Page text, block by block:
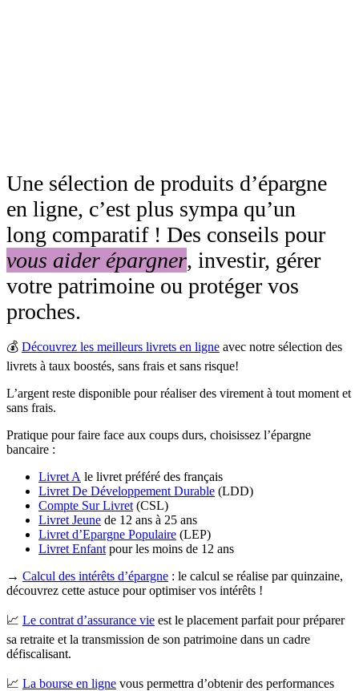
Une sélection de produits d’épargne
en ligne, c’est plus sympa qu’un
long comparatif ! Des conseils pour
vous aider épargner, investir, gérer
votre patrimoine ou protéger vos
proches.
💰 Découvrez les meilleurs livrets en ligne avec notre sélection des
livrets à taux boostés, sans frais et sans risque!
L’argent reste disponible pour réaliser des virement à tout moment et
sans frais.
Pratique pour faire face aux coups durs, choisissez l’épargne
bancaire :
Livret A le livret préféré des français
Livret De Développement Durable (LDD)
Compte Sur Livret (CSL)
Livret Jeune de 12 ans à 25 ans
Livret d’Epargne Populaire (LEP)
Livret Enfant pour les moins de 12 ans
→ Calcul des intérêts d’épargne : le calcul se réalise par quinzaine,
découvrez cette astuce pour optimiser vos intérêts !
📈 Le contrat d’assurance vie est le placement parfait pour préparer
sa retraite et la transmission de son patrimoine dans un cadre
défiscalisant.
📈 La bourse en ligne vous permettra d’obtenir des performances